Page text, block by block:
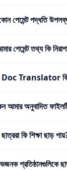
পেমেন্ট পদ্ধতি
পেমেন্ট তথ্য কি
Translator কি
আমার অনুবাদিত
ছাত্ররা কি শিক্ষা ছাড়
প্রতিষ্ঠানগুলিকে